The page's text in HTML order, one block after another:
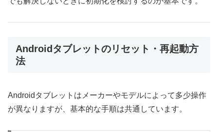
Androidタブレットのリセット・再起動方
法
Androidタブレットはメーカーやモデルによって多少操作
が異なりますが、基本的な手順は共通しています。